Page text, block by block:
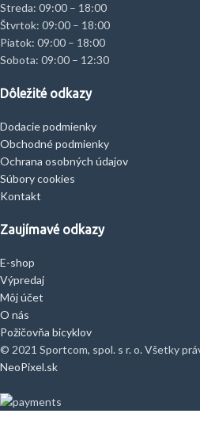
Streda: 09:00 – 18:00
Štvrtok: 09:00 – 18:00
Piatok: 09:00 – 18:00
Sobota: 09:00 – 12:30
Dôležité odkazy
Dodacie podmienky
Obchodné podmienky
Ochrana osobných údajov
Súbory cookies
Kontakt
Zaujímavé odkazy
E-shop
Výpredaj
Môj účet
O nás
Požičovňa bicyklov
© 2021 Sportcom, spol. s r. o. Všetky
NeoPixel.sk